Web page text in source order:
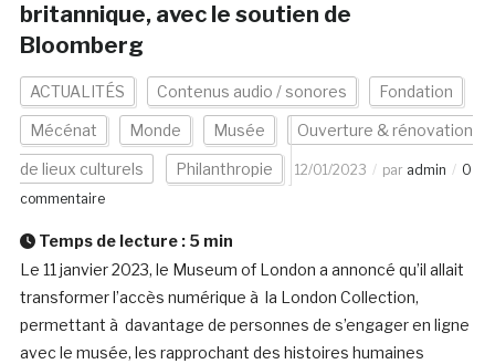
britannique, avec le soutien de
Bloomberg
ACTUALITÉS Contenus audio / sonores Fondation
Mécénat Monde Musée Ouverture & rénovation
de lieux culturels Philanthropie 12/01/2023 par admin
0
commentaire
Temps de lecture : 5 min
Le 11 janvier 2023, le Museum of London a annoncé qu’il allait
transformer l’accès numérique à la London Collection,
permettant à davantage de personnes de s’engager en ligne
avec le musée, les rapprochant des histoires humaines